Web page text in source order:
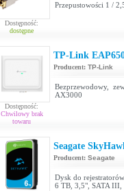
Dostępność:
dostępne
Przepustowości 1 /
Dostępność:
Chwilowy brak
towaru
TP-Link
Producent: TP-Link
Bezprzewodowy,
AX3000
Seagate
Producent: Seagate
Dysk do
6 TB, 3,5", SATA III,